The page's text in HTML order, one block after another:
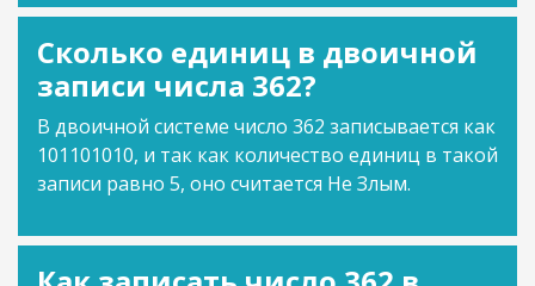
Сколько единиц в двоичной
записи числа 362?
В двоичной системе число 362 записывается как
101101010, и так как количество единиц в такой
записи равно 5, оно считается Не Злым.